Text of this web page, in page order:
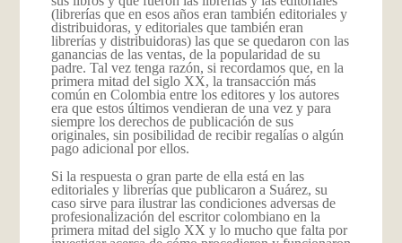
(librerías que en esos años eran también editoriales y
distribuidoras, y editoriales que también eran
librerías y distribuidoras) las que se quedaron con las
ganancias de las ventas, de la popularidad de su
padre. Tal vez tenga razón, si recordamos que, en la
primera mitad del siglo XX, la transacción más
común en Colombia entre los editores y los autores
era que estos últimos vendieran de una vez y para
siempre los derechos de publicación de sus
originales, sin posibilidad de recibir regalías o algún
pago adicional por ellos.
Si la respuesta o gran parte de ella está en las
editoriales y librerías que publicaron a Suárez, su
caso sirve para ilustrar las condiciones adversas de
profesionalización del escritor colombiano en la
primera mitad del siglo XX y lo mucho que falta por